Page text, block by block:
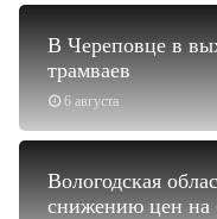
6 августа
В Череповце в
трамваев
Вологодская
снижению цен на